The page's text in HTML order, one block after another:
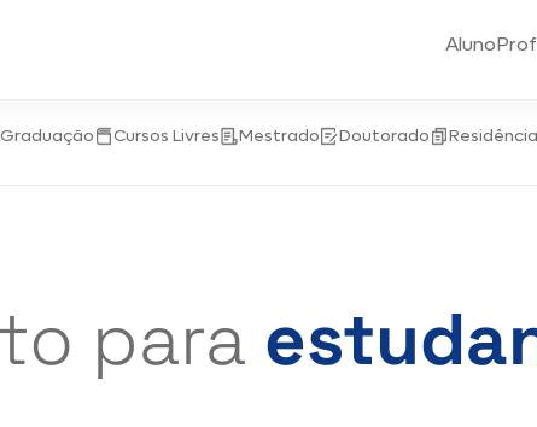
Aluno
Cursos Livres Mestrado Doutorado Residência
para